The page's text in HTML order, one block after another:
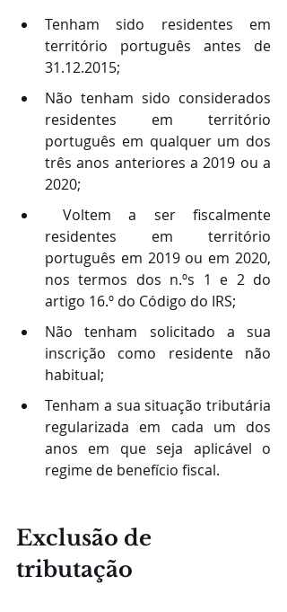
Tenham sido residentes em
território português antes de
31.12.2015;
Não tenham sido considerados
residentes em território
português em qualquer um dos
três anos anteriores a 2019 ou a
2020;
residentes em território
português em 2019 ou em 2020,
nos termos dos n.ºs 1 e 2 do
artigo 16.º do Código do IRS;
Não tenham solicitado a sua
inscrição como residente não
habitual;
Tenham a sua situação tributária
regularizada em cada um dos
anos em que seja aplicável o
regime de benefício fiscal.
Exclusão de
tributação